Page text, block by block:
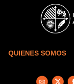
Skip to main content
QUIENES SOMOS